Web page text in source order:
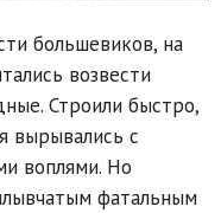
большевиков, на
возвести
Строили быстро,
вырывались с
воплями. Но
фатальным